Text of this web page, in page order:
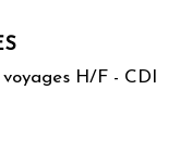
H/F - CDI